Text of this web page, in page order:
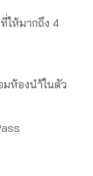
ให้มากถึง 4
ห้องนำ้ในตัว